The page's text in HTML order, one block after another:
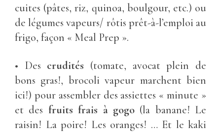
cuites (pâtes, riz, quinoa, boulgour, etc.) ou
de légumes vapeurs/ rôtis prêt-à-l’emploi au
frigo, façon « Meal Prep ».
• Des crudités (tomate, avocat plein de
bons gras!, brocoli vapeur marchent bien
ici!) pour assembler des assiettes « minute »
et des fruits frais à gogo(la banane! Le
raisin! La poire! Les oranges! … Et le kaki